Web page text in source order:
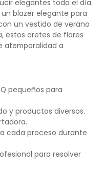
elegantes todo el día.
blazer elegante para
un vestido de verano
estos aretes de flores
atemporalidad a
pequeños para
y productos diversos.
cada proceso durante
para resolver